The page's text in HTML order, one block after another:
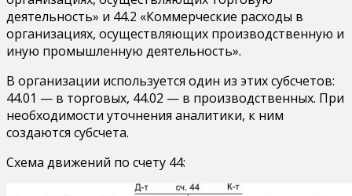
деятельность» и 44.2 «Коммерческие расходы в
организациях, осуществляющих производственную и
иную промышленную деятельность».
В организации используется один из этих субсчетов:
44.01 — в торговых, 44.02 — в производственных. При
необходимости уточнения аналитики, к ним
создаются субсчета.
Схема движений по счету 44: